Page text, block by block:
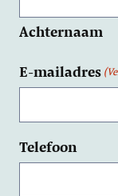
Achternaam
E-mailadres
Telefoon